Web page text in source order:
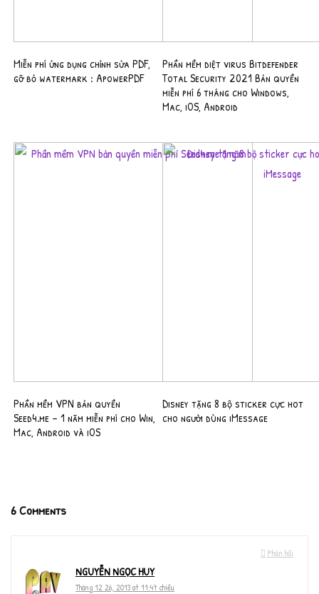
Miễn phí ứng dụng chỉnh sửa PDF,
gỡ bỏ watermark : ApowerPDF
Phần mềm diệt virus Bitdefender
Total Security 2021 Bản quyền
miễn phí 6 tháng cho Windows,
Mac, iOS, Android
Phần mềm VPN bản quyền
Seed4.me – 1 năm miễn phí cho Win,
Mac, Android và iOS
Disney tặng 8 bộ sticker cực hot
cho người dùng iMessage
6 Comments
Phản hồi
NGUYỄN NGỌC HUY
Tháng 12 26, 2013 at 11:47 chiều